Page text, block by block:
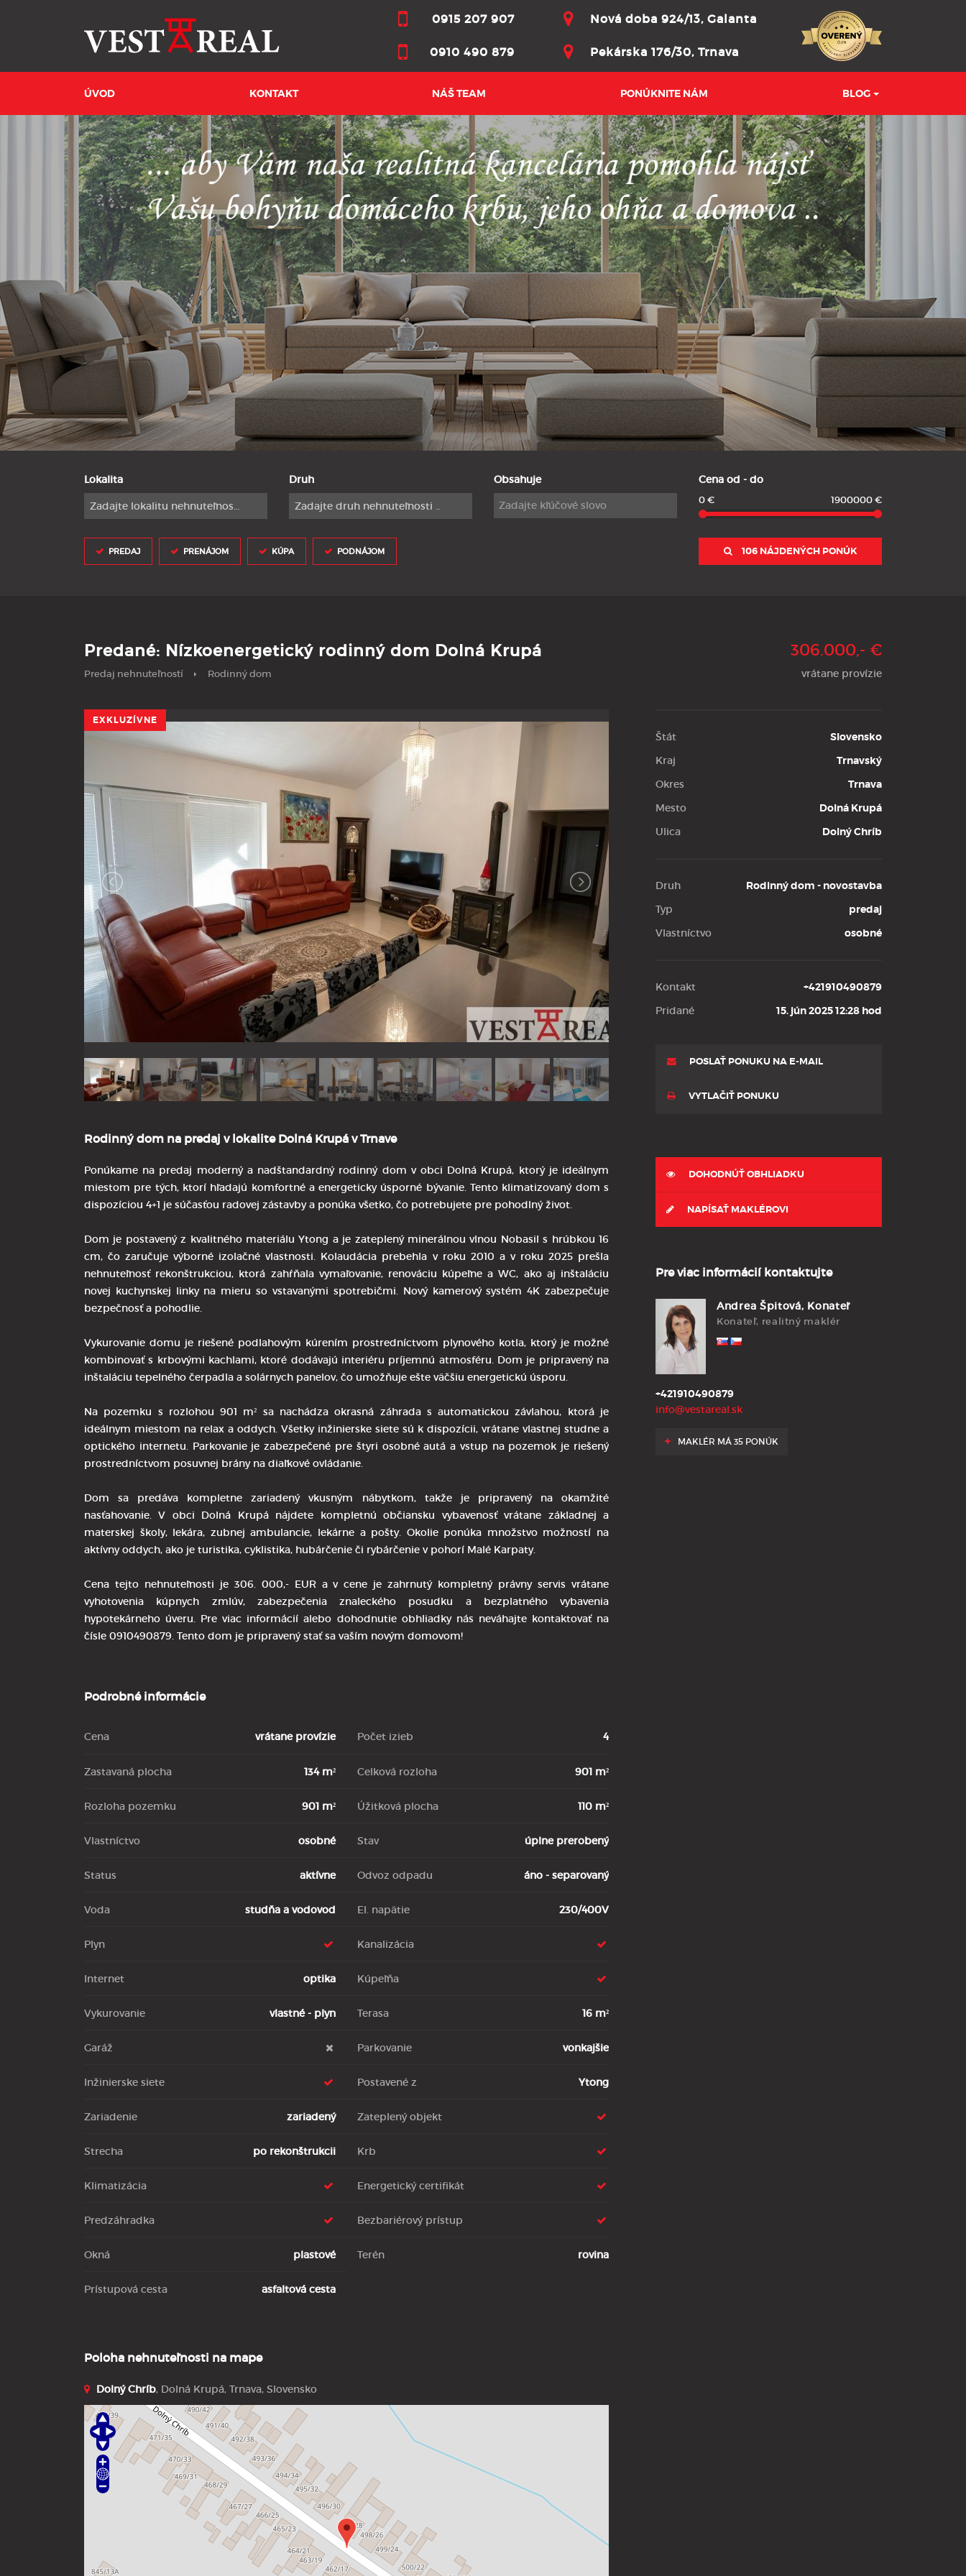
Nová doba 924/13, Galanta
0915 207 907
Pekárska 176/30, Trnava
0910 490 879
ÚVOD KONTAKT NÁŠ TEAM PONÚKNITE NÁM BLOG
Lokalita
Zadajte lokalitu nehnuteľnosti ..
Druh
Zadajte druh nehnuteľnosti ..
Obsahuje Cena od - do
0 € 1900000 €
PREDAJ PRENÁJOM KÚPA PODNÁJOM 106 NÁJDENÝCH PONÚK
Predané: Nízkoenergetický rodinný dom Dolná Krupá 306.000,- €
vrátane provízie
Predaj nehnuteľností Rodinný dom
EXKLUZÍVNE
Rodinný dom na predaj v lokalite Dolná Krupá v Trnave
Ponúkame na predaj moderný a nadštandardný rodinný dom v obci Dolná Krupá, ktorý je ideálnym
miestom pre tých, ktorí hľadajú komfortné a energeticky úsporné bývanie. Tento klimatizovaný dom s
dispozíciou 4+1 je súčasťou radovej zástavby a ponúka všetko, čo potrebujete pre pohodlný život.
Dom je postavený z kvalitného materiálu Ytong a je zateplený minerálnou vlnou Nobasil s hrúbkou 16
cm, čo zaručuje výborné izolačné vlastnosti. Kolaudácia prebehla v roku 2010 a v roku 2025 prešla
nehnuteľnosť rekonštrukciou, ktorá zahŕňala vymaľovanie, renováciu kúpeľne a WC, ako aj inštaláciu
novej kuchynskej linky na mieru so vstavanými spotrebičmi. Nový kamerový systém 4K zabezpečuje
bezpečnosť a pohodlie.
Vykurovanie domu je riešené podlahovým kúrením prostredníctvom plynového kotla, ktorý je možné
kombinovať s krbovými kachlami, ktoré dodávajú interiéru príjemnú atmosféru. Dom je pripravený na
inštaláciu tepelného čerpadla a solárnych panelov, čo umožňuje ešte väčšiu energetickú úsporu.
Na pozemku s rozlohou 901 m² sa nachádza okrasná záhrada s automatickou závlahou, ktorá je
ideálnym miestom na relax a oddych. Všetky inžinierske siete sú k dispozícii, vrátane vlastnej studne a
optického internetu. Parkovanie je zabezpečené pre štyri osobné autá a vstup na pozemok je riešený
prostredníctvom posuvnej brány na diaľkové ovládanie.
Dom sa predáva kompletne zariadený vkusným nábytkom, takže je pripravený na okamžité
nasťahovanie. V obci Dolná Krupá nájdete kompletnú občiansku vybavenosť vrátane základnej a
materskej školy, lekára, zubnej ambulancie, lekárne a pošty. Okolie ponúka množstvo možností na
aktívny oddych, ako je turistika, cyklistika, hubárčenie či rybárčenie v pohorí Malé Karpaty.
Cena tejto nehnuteľnosti je 306. 000,- EUR a v cene je zahrnutý kompletný právny servis vrátane
vyhotovenia kúpnych zmlúv, zabezpečenia znaleckého posudku a bezplatného vybavenia
hypotekárneho úveru. Pre viac informácií alebo dohodnutie obhliadky nás neváhajte kontaktovať na
čísle 0910490879. Tento dom je pripravený stať sa vaším novým domovom!
Podrobné informácie
Cena vrátane provízie Počet izieb 4
Zastavaná plocha 134 m² Celková rozloha 901 m²
Rozloha pozemku 901 m² Úžitková plocha 110 m²
Vlastníctvo osobné Stav úplne prerobený
Status aktívne Odvoz odpadu áno - separovaný
Voda studňa a vodovod El. napätie 230/400V
Plyn Kanalizácia
Internet optika Kúpeľňa
Vykurovanie vlastné - plyn Terasa 16 m²
Garáž Parkovanie vonkajšie
Inžinierske siete Postavené z Ytong
Zariadenie zariadený Zateplený objekt
Strecha po rekonštrukcii Krb
Klimatizácia Energetický certifikát
Predzáhradka Bezbariérový prístup
Okná plastové Terén rovina
Prístupová cesta asfaltová cesta
Poloha nehnuteľnosti na mape
Dolný Chríb, Dolná Krupá, Trnava, Slovensko
Štát
Slovensko
Kraj
Trnavský
Okres
Trnava
Mesto
Dolná Krupá
Ulica
Dolný Chríb
Druh
Rodinný dom - novostavba
Typ
predaj
Vlastníctvo
osobné
Kontakt
+421910490879
Pridané
15. jún 2025 12:28 hod
POSLAŤ PONUKU NA E-MAIL
VYTLAČIŤ PONUKU
DOHODNÚŤ OBHLIADKU
NAPÍSAŤ MAKLÉROVI
Pre viac informácií kontaktujte
Andrea Špitová, Konateľ
Konateľ, realitný maklér
+421910490879
info@vestareal.sk
MAKLÉR MÁ 35 PONÚK